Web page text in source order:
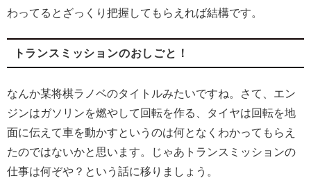
わってるとざっくり把握してもらえれば結構です。
トランスミッションのおしごと！
なんか某将棋ラノベのタイトルみたいですね。さて、エン
ジンはガソリンを燃やして回転を作る、タイヤは回転を地
面に伝えて車を動かすというのは何となくわかってもらえ
たのではないかと思います。じゃあトランスミッションの
仕事は何ぞや？という話に移りましょう。